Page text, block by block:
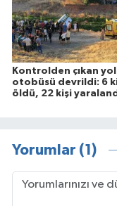
Kontrolden çıkan
otobüsü devrildi: 6
öldü, 22 kişi
Yorumlar (1)